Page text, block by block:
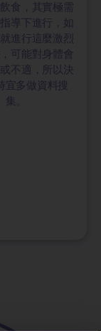
食，其實極需
導下進行，如
進行這麼激烈
可能對身體會
不適，所以決
宜多做資料搜
集。